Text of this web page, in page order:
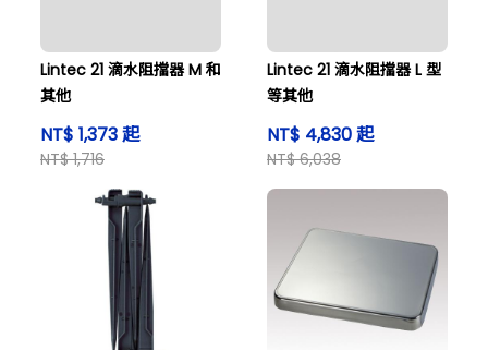
Lintec 21 滴水阻擋器 M 和
其他
NT$ 1,373 起
NT$ 1,716
Lintec 21 滴水阻擋器 L 型
等其他
NT$ 4,830 起
NT$ 6,038